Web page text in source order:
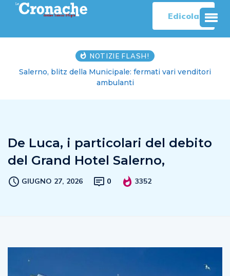
Edicola
NOTIZIE FLASH!
Salerno, blitz della Municipale: fermati vari venditori
ambulanti
De Luca, i particolari del debito
del Grand Hotel Salerno,
GIUGNO 27, 2026 0 3352